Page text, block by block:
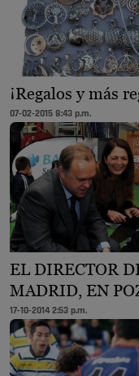
¡Regalos y más
07-02-2015 8:43 p.m.
EL DIRECTOR
MADRID, EN
17-10-2014 2:53 p.m.